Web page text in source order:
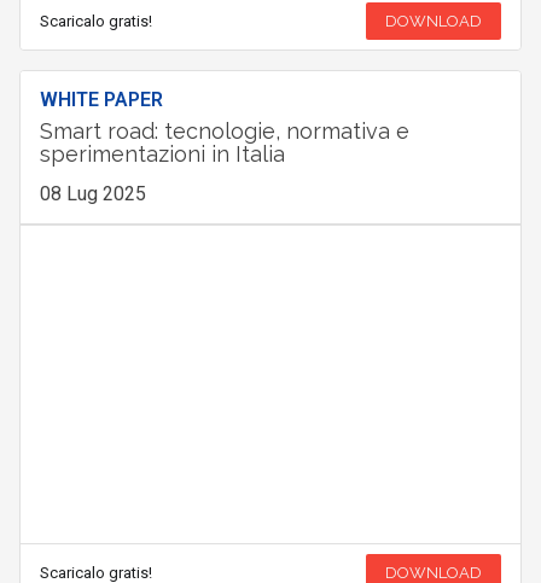
Scaricalo gratis! DOWNLOAD
WHITE PAPER
Smart road: tecnologie, normativa e
sperimentazioni in Italia
08 Lug 2025
Scaricalo gratis! DOWNLOAD